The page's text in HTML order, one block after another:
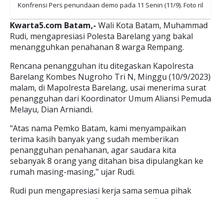
Konfrensi Pers penundaan demo pada 11 Senin (11/9). Foto ril
Kwarta5.com Batam,- Wali Kota Batam, Muhammad
Rudi, mengapresiasi Polesta Barelang yang bakal
menangguhkan penahanan 8 warga Rempang.
Rencana penangguhan itu ditegaskan Kapolresta
Barelang Kombes Nugroho Tri N, Minggu (10/9/2023)
malam, di Mapolresta Barelang, usai menerima surat
penangguhan dari Koordinator Umum Aliansi Pemuda
Melayu, Dian Arniandi.
"Atas nama Pemko Batam, kami menyampaikan
terima kasih banyak yang sudah memberikan
penangguhan penahanan, agar saudara kita
sebanyak 8 orang yang ditahan bisa dipulangkan ke
rumah masing-masing," ujar Rudi.
Rudi pun mengapresiasi kerja sama semua pihak